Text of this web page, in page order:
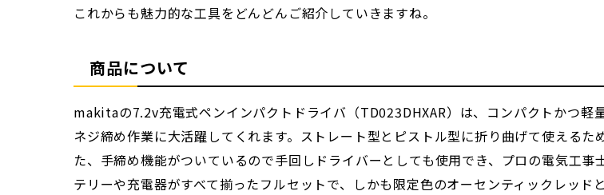
これからも魅力的な工具をどんどんご紹介していきますね。
商品について
makitaの7.2v充電式ペンインパクトドライバ（TD023DHXAR）は、コンパクトかつ軽
ネジ締め作業に大活躍してくれます。ストレート型とピストル型に折り曲げて使える
た、手締め機能がついているので手回しドライバーとしても使用でき、プロの電気工
テリーや充電器がすべて揃ったフルセットで、しかも限定色のオーセンティックレッド